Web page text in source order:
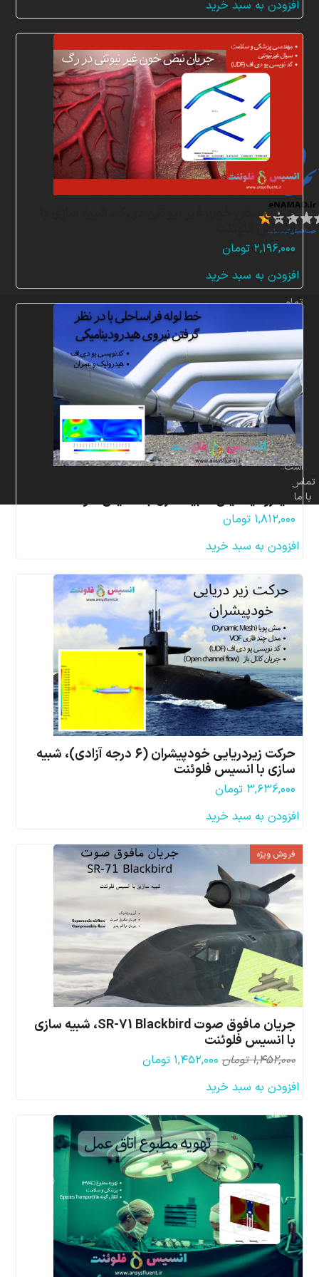
افزودن به سبد خرید
جریان نبض خون غیر نیوتنی در رگ، شبیه سازی با
انسیس فلوئنت
۲,۱۹۶,۰۰۰ تومان
افزودن به سبد خرید
خط لوله فراساحلی با در نظر گرفتن نیروی
هیدرودینامیکی،شبیه سازی با انسیس فلوئنت
۱,۸۱۲,۰۰۰ تومان
افزودن به سبد خرید
حرکت زیردریایی خودپیشران (6 درجه آزادی)، شبیه
سازی با انسیس فلوئنت
۳,۶۳۶,۰۰۰ تومان
افزودن به سبد خرید
فروش ویژه
جریان مافوق صوت SR-71 Blackbird، شبیه سازی
با انسیس فلوئنت
۱,۴۵۲,۰۰۰ تومان قیمت
۱,۴۵۲,۰۰۰ تومانقیمت
افزودن به سبد خرید
ن
م
ا
تمامی
برای
شرکت
پردازشگران
صنعت
سیال
سازه
مهر
محفوظ
است.
تماس
با ما